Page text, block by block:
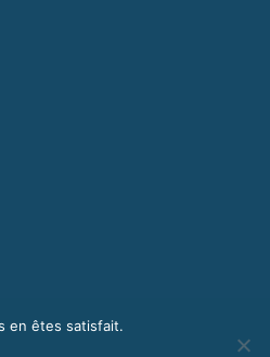
en êtes satisfait.